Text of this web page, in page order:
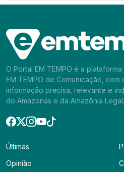
O Portal EM TEMPO é a
EM TEMPO de Comunicação,
informação precisa, relevante e
do Amazonas e da Amazônia Legal.
Últimas
Opinião